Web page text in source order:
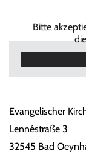
Bitte
Evangelischer
Lennéstraße 3
32545 Bad